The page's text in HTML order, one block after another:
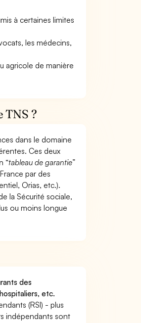
à certaines limites
les médecins,
agricole de manière
TNS ?
dans le domaine
Ces deux
“tableau de garantie”
par des
Orias, etc.).
la Sécurité sociale,
ou moins longue
des
etc.
(RSI) - plus
indépendants sont